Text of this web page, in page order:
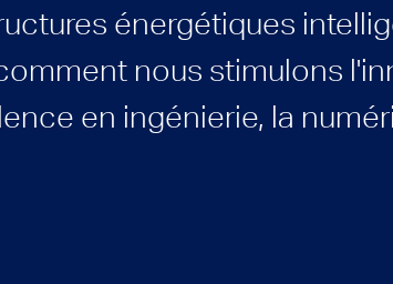
énergétiques
nous stimulons
en ingénierie, la